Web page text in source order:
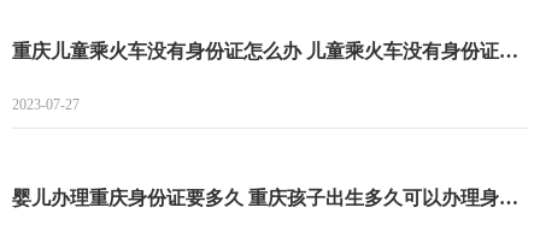
重庆儿童乘火车没有身份证怎么办 儿童乘火车没有身份证怎么乘
2023-07-27
婴儿办理重庆身份证要多久 重庆孩子出生多久可以办理身份证